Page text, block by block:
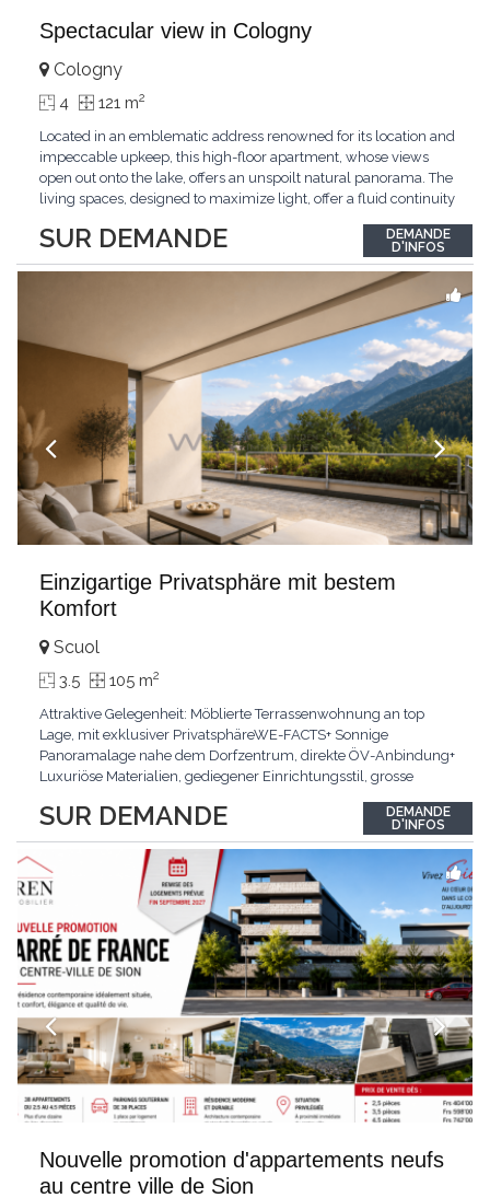
Spectacular view in Cologny
SUR DEMANDE
Cologny
4 121 m2
Located in an emblematic address renowned for its location and
impeccable upkeep, this high-floor apartment, whose views
open out onto the lake, offers an unspoilt natural panorama. The
living spaces, designed to maximize light, offer a fluid continuity
comprises two bedrooms, each with its own bathroom,
guaranteeing comfort and privacy. Private...
DEMANDE
D'INFOS
Einzigartige Privatsphäre mit bestem
Komfort
SUR DEMANDE
Scuol
3.5 105 m2
Attraktive Gelegenheit: Möblierte Terrassenwohnung an top
Lage, mit exklusiver PrivatsphäreWE-FACTS+ Sonnige
Panoramalage nahe dem Dorfzentrum, direkte ÖV-Anbindung+
Luxuriöse Materialien, gediegener Einrichtungsstil, grosse
gemeinschaftliche WaschküchePasst für:Geniesser von
Weitblick und gehobenem WohnkomfortDie Wohnung wird
hochwertig
DEMANDE
D'INFOS
Nouvelle promotion d'appartements neufs
au centre ville de Sion